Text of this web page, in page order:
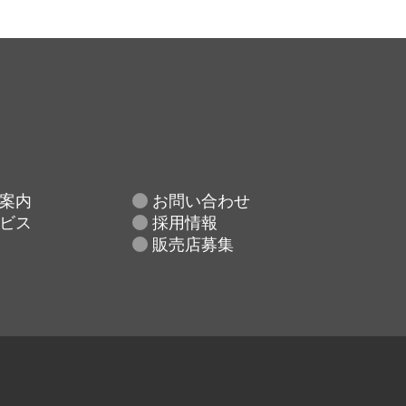
内
ス
お問い合わせ
採用情報
販売店募集